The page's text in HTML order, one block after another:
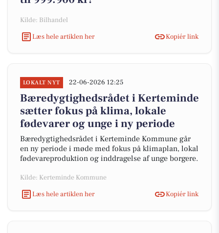
Kilde: Bilhandel
Læs hele artiklen her
Kopiér link
LOKALT NYT 22-06-2026 12:25
Bæredygtighedsrådet i Kerteminde
sætter fokus på klima, lokale
fødevarer og unge i ny periode
Bæredygtighedsrådet i Kerteminde Kommune går
en ny periode i møde med fokus på klimaplan, lokal
fødevareproduktion og inddragelse af unge borgere.
Kilde: Kerteminde Kommune
Læs hele artiklen her
Kopiér link